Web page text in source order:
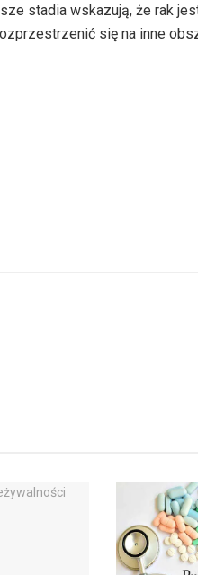
stadia wskazują, że rak
się na inne